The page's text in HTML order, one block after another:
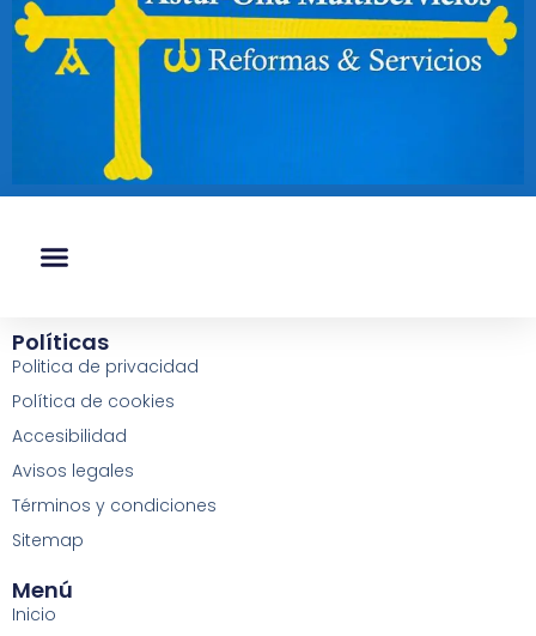
Políticas
Politica de privacidad
Política de cookies
Accesibilidad
Avisos legales
Términos y condiciones
Sitemap
Menú
Inicio